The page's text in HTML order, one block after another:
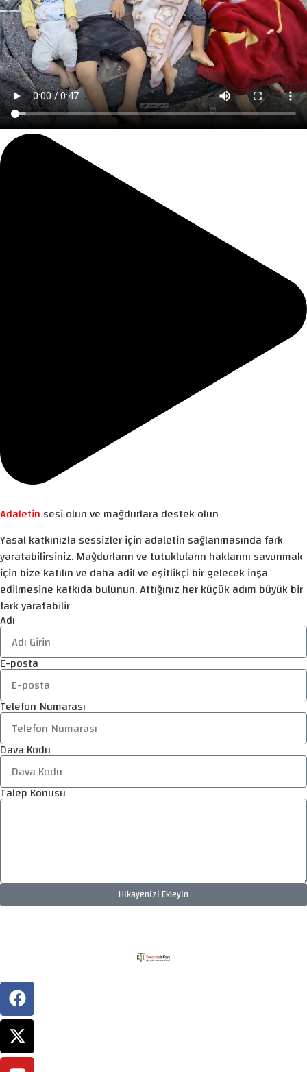
Adaletin sesi olun ve mağdurlara destek olun
Yasal katkınızla sessizler için adaletin sağlanmasında fark
yaratabilirsiniz. Mağdurların ve tutukluların haklarını savunmak
için bize katılın ve daha adil ve eşitlikçi bir gelecek inşa
edilmesine katkıda bulunun. Attığınız her küçük adım büyük bir
fark yaratabilir
Adı
E-posta
Telefon Numarası
Dava Kodu
Talep Konusu
Hikayenizi Ekleyin